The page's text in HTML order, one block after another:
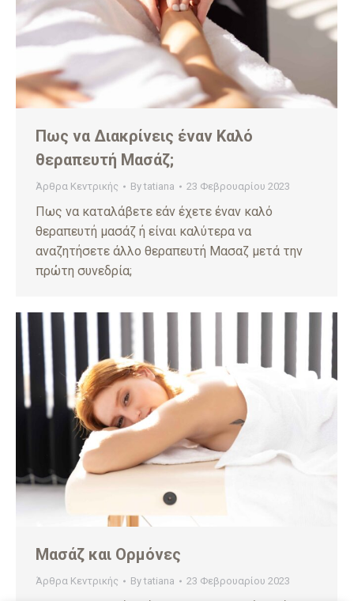
Πως να Διακρίνεις έναν Καλό
θεραπευτή Μασάζ;
Άρθρα Κεντρικής Bytatiana 23 Φεβρουαρίου 2023
Πως να καταλάβετε εάν έχετε έναν καλό
θεραπευτή μασάζ ή είναι καλύτερα να
αναζητήσετε άλλο θεραπευτή Μασαζ μετά την
πρώτη συνεδρία;
Μασάζ και Ορμόνες
Άρθρα Κεντρικής Bytatiana 23 Φεβρουαρίου 2023